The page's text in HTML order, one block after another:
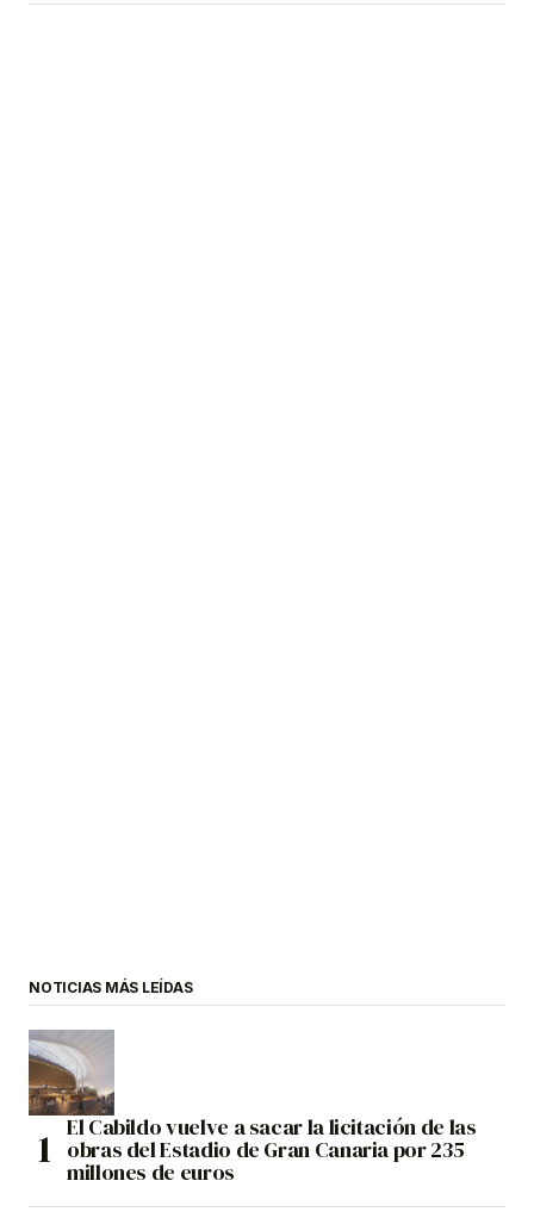
NOTICIAS MÁS LEÍDAS
El Cabildo vuelve a sacar la licitación de las
obras del Estadio de Gran Canaria por 235
millones de euros